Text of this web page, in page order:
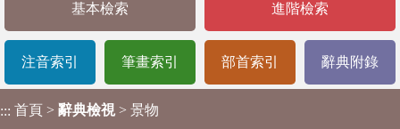
基本檢索 進階檢索
注音索引 筆畫索引 部首索引 辭典附錄
::: 首頁 > 辭典檢視 > 景物